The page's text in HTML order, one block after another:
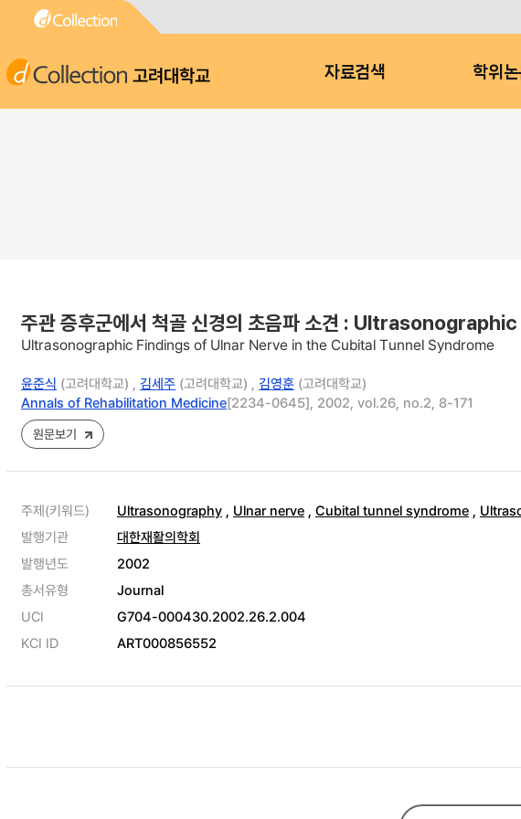
고려대학교 자료검색 학위
주관 증후군에서 척골 신경의 초음파 소견 :
Ultrasonographic Findings of Ulnar Nerve in the Cubital Tunnel Syndrome
윤준식 (고려대학교) , 김세주 (고려대학교) , 김영훈 (고려대학교)
Annals of Rehabilitation Medicine[2234-0645], 2002, vol.26, no.2, 8-171
원문보기
주제(키워드) Ultrasonography , Ulnar nerve , Cubital tunnel syndrome ,
발행기관
대한재활의학회
발행년도
2002
총서유형
Journal
UCI
G704-000430.2002.26.2.004
KCI ID
ART000856552